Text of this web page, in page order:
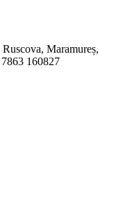
Ruscova, Maramureș,
160827